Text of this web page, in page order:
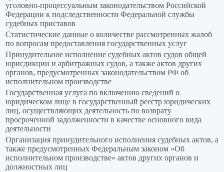
уголовно‑процессуальным законодательством Российской
Федерации к подследственности Федеральной службы
судебных приставов
Статистические данные о количестве рассмотренных жалоб
по вопросам предоставления государственных услуг
Принудительное исполнение судебных актов судов общей
юрисдикции и арбитражных судов, а также актов других
органов, предусмотренных законодательством РФ об
исполнительном производстве
Государственная услуга по включению сведений о
юридическом лице в государственный реестр юридических
лиц, осуществляющих деятельность по возврату
просроченной задолженности в качестве основного вида
деятельности
Организация принудительного исполнения судебных актов, а
также предусмотренных Федеральным законом «Об
исполнительном производстве» актов других органов и
должностных лиц